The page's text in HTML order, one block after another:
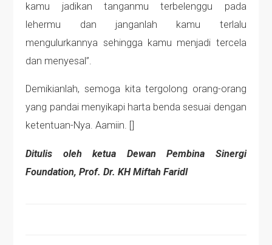
kamu jadikan tanganmu terbelenggu pada
lehermu dan janganlah kamu terlalu
mengulurkannya sehingga kamu menjadi tercela
dan menyesal”.
Demikianlah, semoga kita tergolong orang-orang
yang pandai menyikapi harta benda sesuai dengan
ketentuan-Nya. Aamiin. []
Ditulis oleh ketua Dewan Pembina Sinergi
Foundation, Prof. Dr. KH Miftah Faridl